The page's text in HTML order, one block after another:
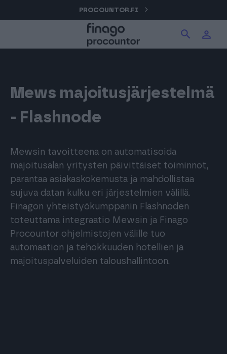
sisältöön
PROCOUNTOR.FI
Mews majoitusjärjestelmä
- Flashnode
Mewsin tavoitteena on automatisoida
majoitusalan yritysten päivittäiset toiminnot,
parantaa asiakaskokemusta ja mahdollistaa
sujuva datan kulku eri järjestelmien välillä.
Finagon yhteistyökumppanin Flashnoden
toteuttama integraatio Mewsin ja Finago
Procountor ohjelmistojen välille tuo
automaation ja tehokkuuden hotellien ja
majoituspalveluiden taloushallintoon.
Solo
Allekirjoitus
Aika